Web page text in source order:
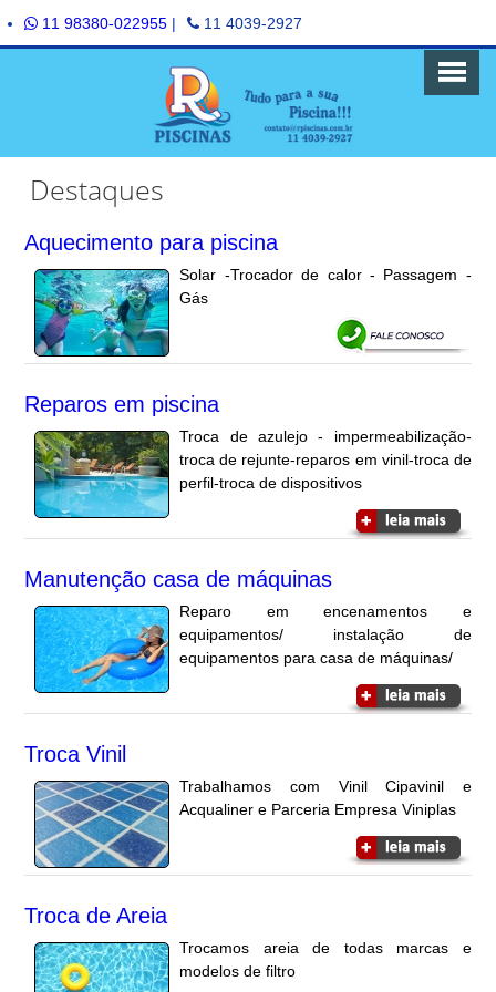
11 98380-022955 | 11 4039-2927
Destaques
Aquecimento para piscina
Solar -Trocador de calor - Passagem -
Gás
Reparos em piscina
Troca de azulejo - impermeabilização-
troca de rejunte-reparos em vinil-troca de
perfil-troca de dispositivos
Manutenção casa de máquinas
Reparo em encenamentos e
equipamentos/ instalação de
equipamentos para casa de máquinas/
Troca Vinil
Trabalhamos com Vinil Cipavinil e
Acqualiner e Parceria Empresa Viniplas
Troca de Areia
Trocamos areia de todas marcas e
modelos de filtro